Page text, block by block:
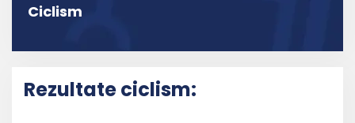
Ciclism
Rezultate ciclism: